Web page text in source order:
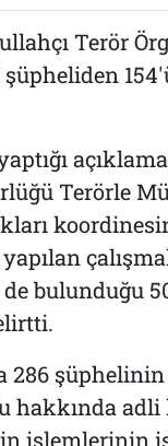
Terör
Terörle
bulunduğu
286 şüphelinin
hakkında
işlemlerinin